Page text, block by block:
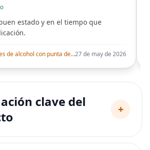
estado y en el tiempo que
Ohuhu Marcadores de alcohol con punta de pincel – Juego de marcadores artísticos de doble punta con certificación AP para artistas adultos27 de may de 2026
clave del
+